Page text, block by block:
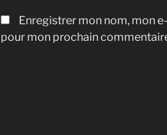
Enregistrer mon nom, mon
pour mon prochain